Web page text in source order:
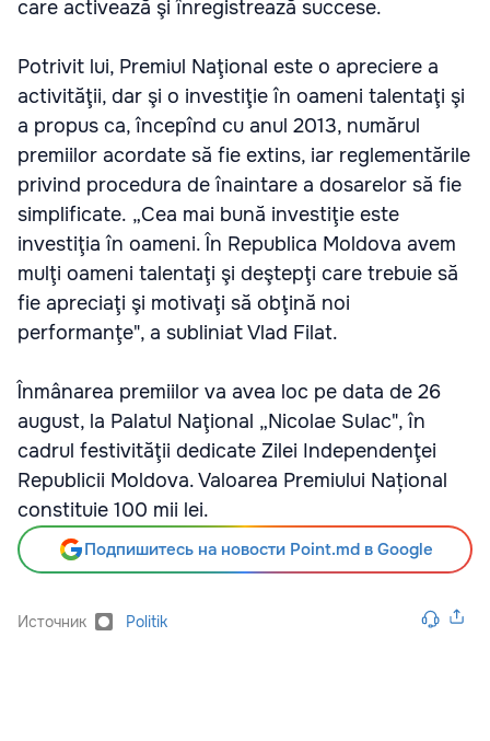
care activează şi înregistrează succese.
Potrivit lui, Premiul Naţional este o apreciere a
activităţii, dar şi o investiţie în oameni talentaţi şi
a propus ca, începînd cu anul 2013, numărul
premiilor acordate să fie extins, iar reglementările
privind procedura de înaintare a dosarelor să fie
simplificate. „Cea mai bună investiţie este
investiţia în oameni. În Republica Moldova avem
mulţi oameni talentaţi şi deştepţi care trebuie să
fie apreciaţi şi motivaţi să obţină noi
performanţe", a subliniat Vlad Filat.
Înmânarea premiilor va avea loc pe data de 26
august, la Palatul Naţional „Nicolae Sulac", în
cadrul festivităţii dedicate Zilei Independenţei
Republicii Moldova. Valoarea Premiului Național
constituie 100 mii lei.
Подпишитесь на новости Point.md в Google
Источник Politik